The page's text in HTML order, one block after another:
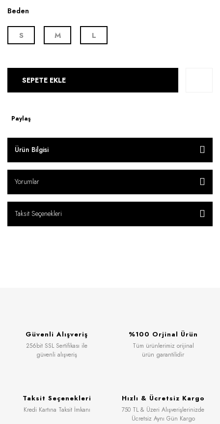
Beden
S M L
SEPETE EKLE
Paylaş
Ürün Bilgisi
Yorumlar
Taksit Seçenekleri
Güvenli Alışveriş
256bit SSL Sertifikası ile
güvenli alışveriş
%100 Orjinal Ürün
Tüm ürünlerimiz orijinal
ürün garantilidir
Taksit Seçenekleri
Kredi Kartına Taksit İmkanı
Hızlı & Ücretsiz Kargo
750 TL & Üzeri Alışverişlerinizde
Ücretsiz Aynı Gün Kargo